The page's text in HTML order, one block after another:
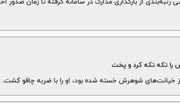
را تکه تکه کرد و پخت
خیانت‌های شوهرش خسته شده بود، او را با ضربه چاقو کشت.